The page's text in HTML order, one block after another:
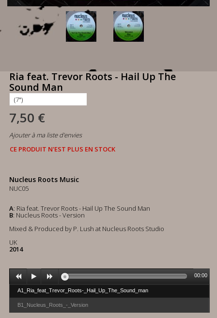
Ria feat. Trevor Roots - Hail Up The
Sound Man
7,50 €
Ajouter à ma liste d'envies
CE PRODUIT N'EST PLUS EN STOCK
Nucleus Roots Music
NUC05
A: Ria feat. Trevor Roots - Hail Up The Sound Man
B: Nucleus Roots - Version
Mixed & Produced by P. Lush at Nucleus Roots Studio
UK
2014
A1_Ria_feat_Trevor_Roots-_Hail_Up_The_Sound_man
B1_Nucleus_Roots_-_Version
00:00